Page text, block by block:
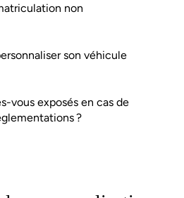
non
son véhicule
vous exposés en cas de
?